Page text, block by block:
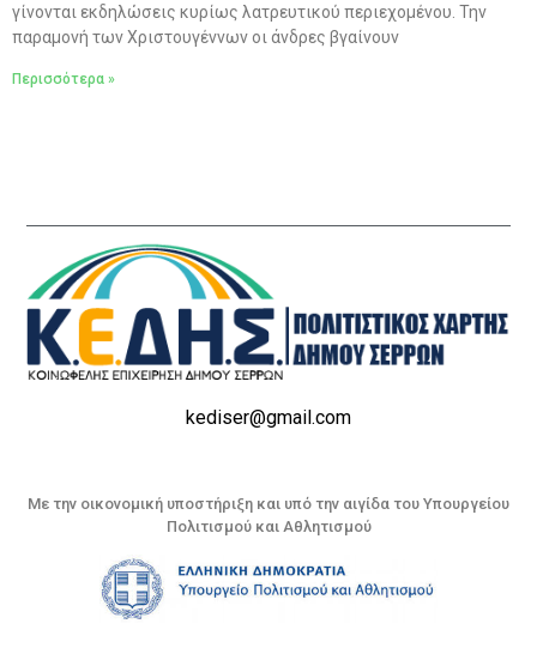
γίνονται εκδηλώσεις κυρίως λατρευτικού περιεχομένου. Την
παραμονή των Χριστουγέννων οι άνδρες βγαίνουν
Περισσότερα »
kediser@gmail.com
Με την οικονομική υποστήριξη και υπό την αιγίδα του Υπουργείου
Πολιτισμού και Αθλητισμού